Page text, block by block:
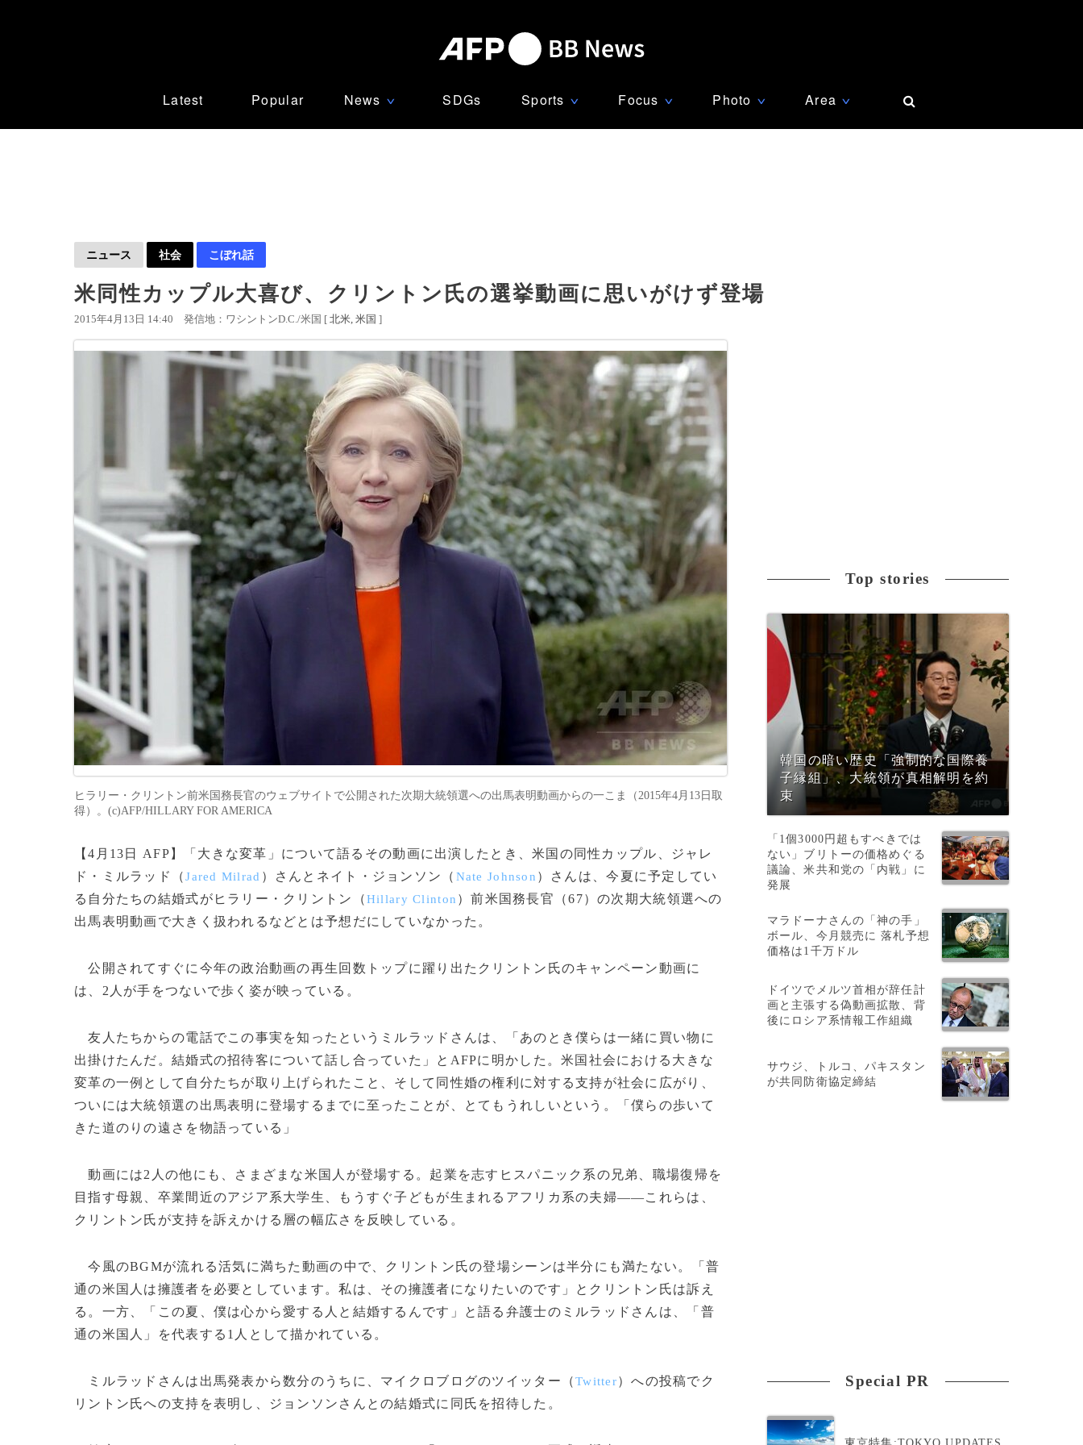
Latest Popular News ∨ SDGs Sports ∨ Focus ∨ Photo ∨ Area ∨
ニュース 社会 こぼれ話
米同性カップル大喜び、クリントン氏の選挙動画に思いがけず登場
2015年4月13日 14:40 発信地：ワシントンD.C./米国 [ 北米 米国 ]
ヒラリー・クリントン前米国務長官のウェブサイトで公開された次期大統領選への出馬表明動画からの一こま（2015年4月13日取
得）。(c)AFP/HILLARY FOR AMERICA
【4月13日 AFP】「大きな変革」について語るその動画に出演したとき、米国の同性カップル、ジャレ
ド・ミルラッド（Jared Milrad ）さんとネイト・ジョンソン（ Nate Johnson ）さんは、今夏に予定してい
る自分たちの結婚式がヒラリー・クリントン（Hillary Clinton ）前米国務長官（67）の次期大統領選への
出馬表明動画で大きく扱われるなどとは予想だにしていなかった。
公開されてすぐに今年の政治動画の再生回数トップに躍り出たクリントン氏のキャンペーン動画に
は、2人が手をつないで歩く姿が映っている。
友人たちからの電話でこの事実を知ったというミルラッドさんは、「あのとき僕らは一緒に買い物に
出掛けたんだ。結婚式の招待客について話し合っていた」とAFPに明かした。米国社会における大きな
変革の一例として自分たちが取り上げられたこと、そして同性婚の権利に対する支持が社会に広がり、
ついには大統領選の出馬表明に登場するまでに至ったことが、とてもうれしいという。「僕らの歩いて
きた道のりの遠さを物語っている」
動画には2人の他にも、さまざまな米国人が登場する。起業を志すヒスパニック系の兄弟、職場復帰を
目指す母親、卒業間近のアジア系大学生、もうすぐ子どもが生まれるアフリカ系の夫婦――これらは、
クリントン氏が支持を訴えかける層の幅広さを反映している。
今風のBGMが流れる活気に満ちた動画の中で、クリントン氏の登場シーンは半分にも満たない。「普
通の米国人は擁護者を必要としています。私は、その擁護者になりたいのです」とクリントン氏は訴え
る。一方、「この夏、僕は心から愛する人と結婚するんです」と語る弁護士のミルラッドさんは、「普
通の米国人」を代表する1人として描かれている。
ミルラッドさんは出馬発表から数分のうちに、マイクロブログのツイッター（Twitter）への投稿でク
リントン氏への支持を表明し、ジョンソンさんとの結婚式に同氏を招待した。
Top stories
韓国の暗い歴史「強制的な国際養
子縁組」、大統領が真相解明を約
束
「1個3000円超もすべきでは
ない」ブリトーの価格めぐる
議論、米共和党の「内戦」に
発展
マラドーナさんの「神の手」
ボール、今月競売に 落札予想
価格は1千万ドル
ドイツでメルツ首相が辞任計
画と主張する偽動画拡散、背
後にロシア系情報工作組織
サウジ、トルコ、パキスタン
が共同防衛協定締結
Special PR
東京特集:TOKYO UPDATES